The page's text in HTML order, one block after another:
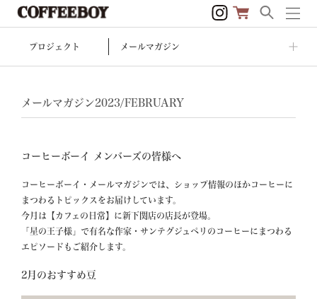
プロジェクト メールマガジン
メールマガジン2023/FEBRUARY
コーヒーボーイ メンバーズの皆様へ
コーヒーボーイ・メールマガジンでは、ショップ情報のほかコーヒーに
まつわるトピックスをお届けしています。
今月は【カフェの日常】に新下関店の店長が登場。
「星の王子様」で有名な作家・サンテグジュペリのコーヒーにまつわる
2月のおすすめ豆